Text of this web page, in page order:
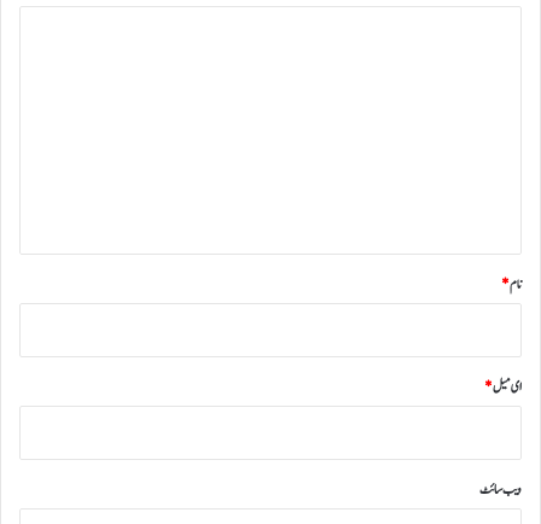
نام*
ای میل*
ویب‌ سائٹ